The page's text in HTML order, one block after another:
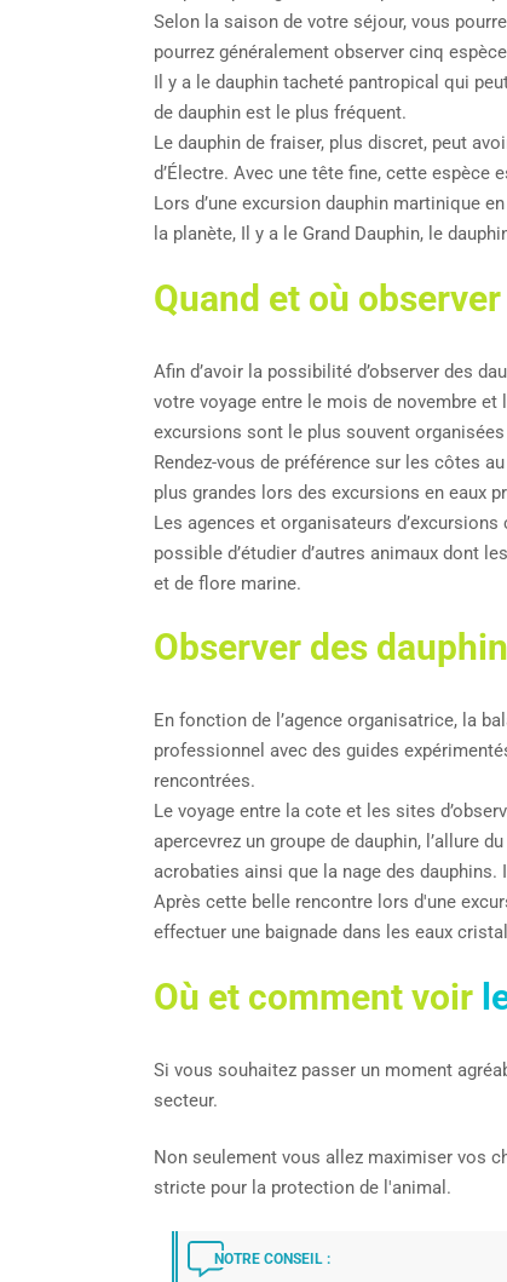
Selon la saison de votre séjour, vous
pourrez généralement observer cinq
Il y a le dauphin tacheté pantropical qui
de dauphin est le plus fréquent.
Le dauphin de fraiser, plus discret, peut
d’Électre. Avec une tête fine, cette
Lors d’une excursion dauphin martinique
la planète, Il y a le Grand Dauphin, le
Quand et où observer
Afin d’avoir la possibilité d’observer des
votre voyage entre le mois de novembre
excursions sont le plus souvent
Rendez-vous de préférence sur les côtes
plus grandes lors des excursions en eaux
Les agences et organisateurs
possible d’étudier d’autres animaux dont
et de flore marine.
Observer des
En fonction de l’agence organisatrice, la
professionnel avec des guides
rencontrées.
Le voyage entre la cote et les sites
apercevrez un groupe de dauphin, l’allure
acrobaties ainsi que la nage des
Après cette belle rencontre lors d'une
effectuer une baignade dans les eaux
Où et comment voir
Si vous souhaitez passer un moment
secteur.
Non seulement vous allez maximiser vos
stricte pour la protection de l'animal.
NOTRE CONSEIL :